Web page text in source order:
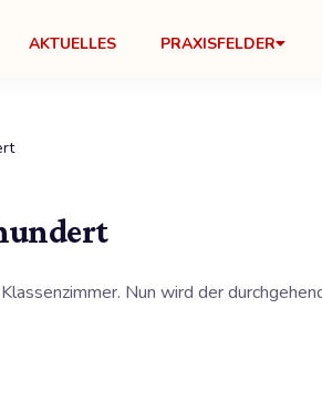
AKTUELLES PRAXISFELDER
Nun wird der